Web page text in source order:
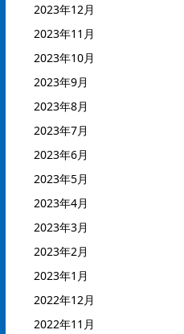
2023年12月
2023年11月
2023年10月
2023年9月
2023年8月
2023年7月
2023年6月
2023年5月
2023年4月
2023年3月
2023年2月
2023年1月
2022年12月
2022年11月